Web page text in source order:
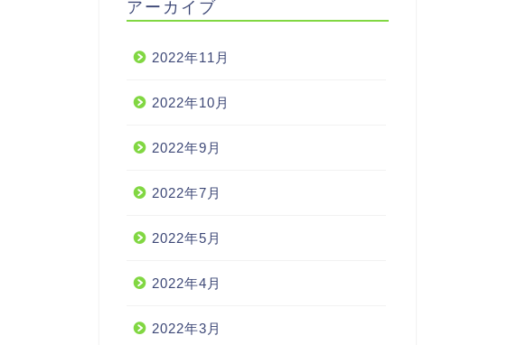
アーカイブ
2022年11月
2022年10月
2022年9月
2022年7月
2022年5月
2022年4月
2022年3月